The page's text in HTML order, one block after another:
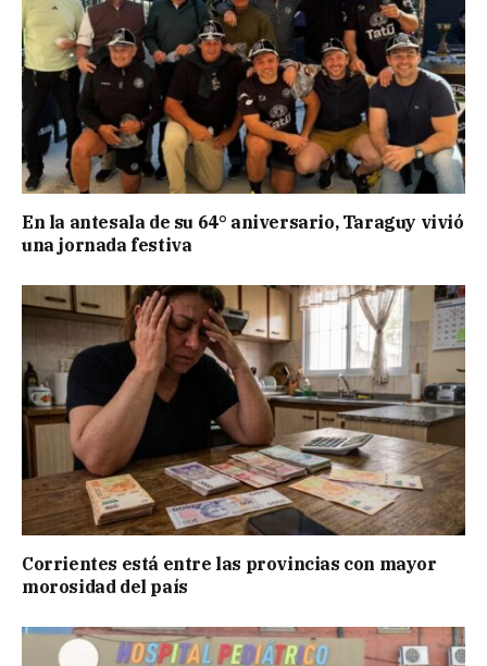
En la antesala de su 64° aniversario, Taraguy vivió
una jornada festiva
Corrientes está entre las provincias con mayor
morosidad del país